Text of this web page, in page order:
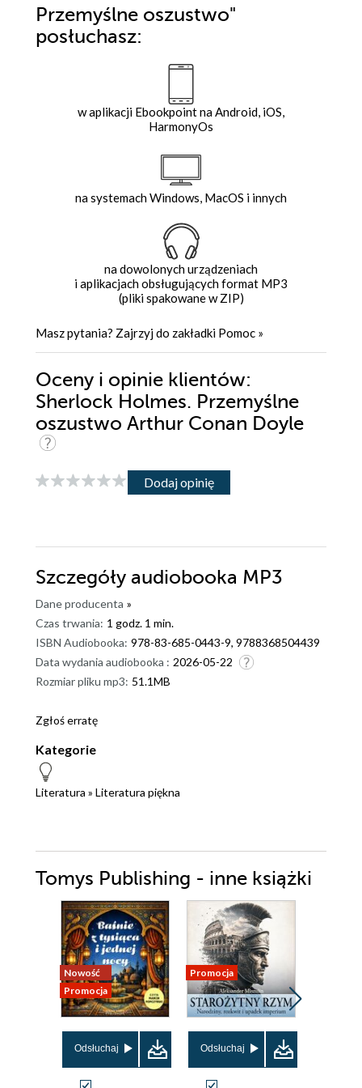
Przemyślne oszustwo"
posłuchasz:
w aplikacji Ebookpoint na Android, iOS,
HarmonyOs
na systemach Windows, MacOS i innych
na dowolonych urządzeniach
i aplikacjach obsługujących format MP3
(pliki spakowane w ZIP)
Masz pytania? Zajrzyj do zakładki Pomoc »
Oceny i opinie klientów:
Sherlock Holmes. Przemyślne
oszustwo Arthur Conan Doyle
Dodaj opinię
Szczegóły audiobooka MP3
Dane producenta »
Czas trwania: 1 godz. 1 min.
ISBN Audiobooka: 978-83-685-0443-9, 9788368504439
Data wydania audiobooka : 2026-05-22
Rozmiar pliku mp3: 51.1MB
Zgłoś erratę
Kategorie
Literatura » Literatura piękna
Tomys Publishing - inne książki
Nowość
Promocja
Odsłuchaj
Promocja
Odsłuchaj